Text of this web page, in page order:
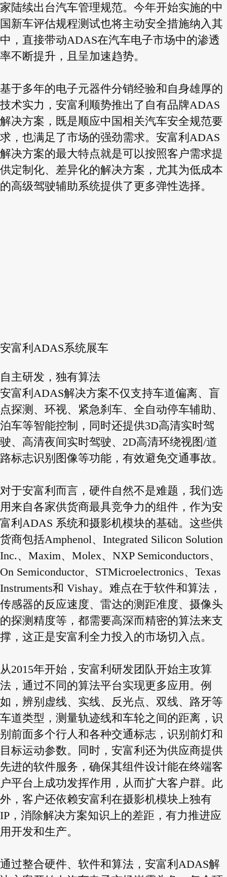
家陆续出台汽车管理规范。今年开始实施的中
国新车评估规程测试也将主动安全措施纳入其
中，直接带动ADAS在汽车电子市场中的渗透
率不断提升，且呈加速趋势。
基于多年的电子元器件分销经验和自身雄厚的
技术实力，安富利顺势推出了自有品牌ADAS
解决方案，既是顺应中国相关汽车安全规范要
求，也满足了市场的强劲需求。安富利ADAS
解决方案的最大特点就是可以按照客户需求提
供定制化、差异化的解决方案，尤其为低成本
的高级驾驶辅助系统提供了更多弹性选择。
安富利ADAS系统展车
自主研发，独有算法
安富利ADAS解决方案不仅支持车道偏离、盲
点探测、环视、紧急刹车、全自动停车辅助、
泊车等智能控制，同时还提供3D高清实时驾
驶、高清夜间实时驾驶、2D高清环绕视图/道
路标志识别图像等功能，有效避免交通事故。
对于安富利而言，硬件自然不是难题，我们选
用来自各家供货商最具竞争力的组件，作为安
富利ADAS 系统和摄影机模块的基础。这些供
货商包括Amphenol、Integrated Silicon Solution
Inc.、Maxim、Molex、NXP Semiconductors、
On Semiconductor、STMicroelectronics、Texas
Instruments和 Vishay。难点在于软件和算法，
传感器的反应速度、雷达的测距准度、摄像头
的探测精度等，都需要高深而精密的算法来支
撑，这正是安富利全力投入的市场切入点。
从2015年开始，安富利研发团队开始主攻算
法，通过不同的算法平台实现更多应用。例
如，辨别虚线、实线、反光点、双线、路牙等
车道类型，测量轨迹线和车轮之间的距离，识
别前面多个行人和各种交通标志，识别前灯和
目标运动参数。同时，安富利还为供应商提供
先进的软件服务，确保其组件设计能在终端客
户平台上成功发挥作用，从而扩大客户群。此
外，客户还依赖安富利在摄影机模块上独有
IP，消除解决方案知识上的差距，有力推进应
用开发和生产。
通过整合硬件、软件和算法，安富利ADAS解